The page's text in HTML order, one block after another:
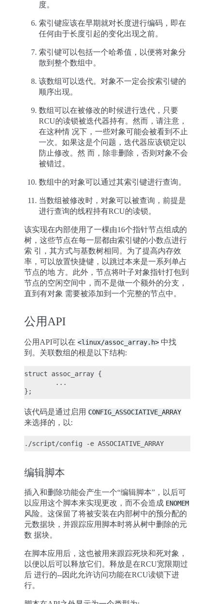
度。
索引键应该在早期就对长度进行编码，即在
任何由于长度引起的变化出现之前。
索引键可以包括一个哈希值，以便将对象分
散到整个数组中。
该数组可以迭代。对象不一定会按索引键的
顺序出现。
数组可以在被修改的时候进行迭代，只要
RCU的读锁被迭代器持有。然而，请注意，
在这种情 况下，一些对象可能会被看到不止
一次。如果这是个问题，迭代器应该锁定以
防止修改。然 而，除非删除，否则对象不会
被错过。
数组中的对象可以通过其索引键进行查询。
当数组被修改时，对象可以被查询，前提是
进行查询的线程持有RCU的读锁。
该实现在内部使用了一棵由16个指针节点组成的
树，这些节点在每一层都由索引键的小数点进行
索 引，其方式与基数树相同。为了提高内存效
率，可以放置快捷键，以跳过本来是一系列单占
节点的地 方。此外，节点将叶子对象指针打包到
节点的空闲空间中，而不是做一个额外的分支，
直到有对象 需要被添加到一个完整的节点中。
公用API
公用API可以在 <linux/assoc_array.h> 中找
到。关联数组的根是以下结构:
struct assoc_array {
        ...
该代码是通过启用 CONFIG_ASSOCIATIVE_ARRAY
来选择的，以:
编辑脚本
插入和删除功能会产生一个“编辑脚本”，以后可
以应用这个脚本来实现更改，而不会造成 ENOMEM
风险。这保留了将被安装在内部树中的预分配的
元数据块，并跟踪应用脚本时将从树中删除的元
数 据块。
在脚本应用后，这也被用来跟踪死块和死对象，
以便以后可以释放它们。释放是在RCU宽限期过
后 进行的--因此允许访问功能在RCU读锁下进
行。